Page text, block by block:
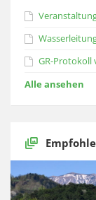
GR-Protokoll
Alle ansehen